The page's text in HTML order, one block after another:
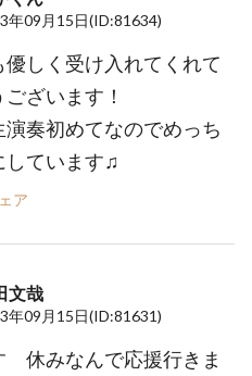
年09月15日(ID:81634)
しく受け入れてくれて
ざいます！
演奏初めてなのでめっち
しています♫
ア
文哉
年09月15日(ID:81631)
休みなんで応援行きま